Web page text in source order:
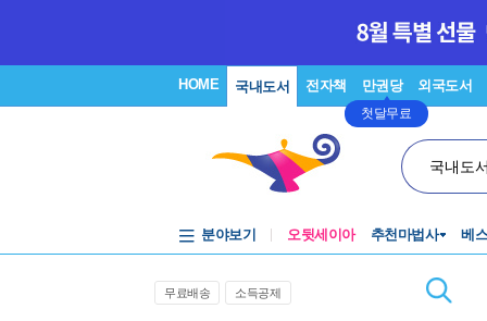
HOME 국내도서 전자책 만권당
첫달무료
외국도서
국내도
분야보기 오뒷세이아 추천마법사 베
무료배송 소득공제